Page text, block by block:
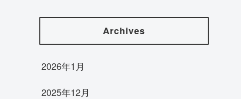
Archives
2026年1月
2025年12月